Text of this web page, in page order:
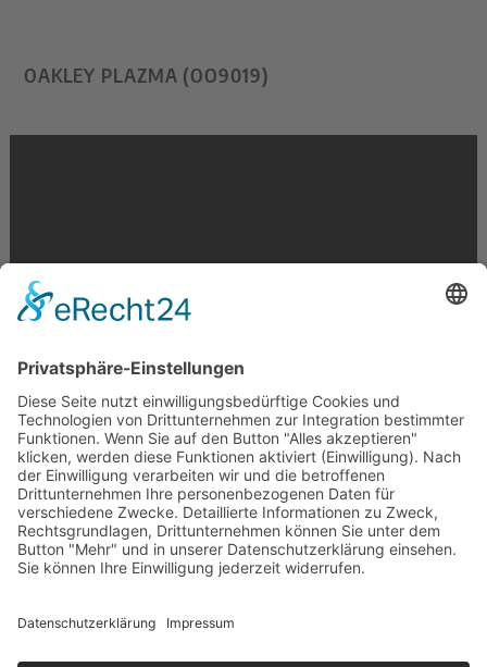
OAKLEY PLAZMA (OO9019)
Krahnstr. 17/18 | 49074 Osnabrück
Telefon: 0541 29746 | E-Mail:info@optikmeyer.de
Impressum|Datenschutz|Cookie-Einstellungen